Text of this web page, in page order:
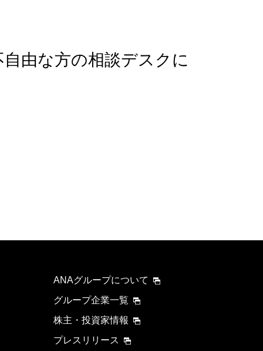
由な方の相談デスクに
ANAグループについて
グループ企業一覧
株主・投資家情報
プレスリリース